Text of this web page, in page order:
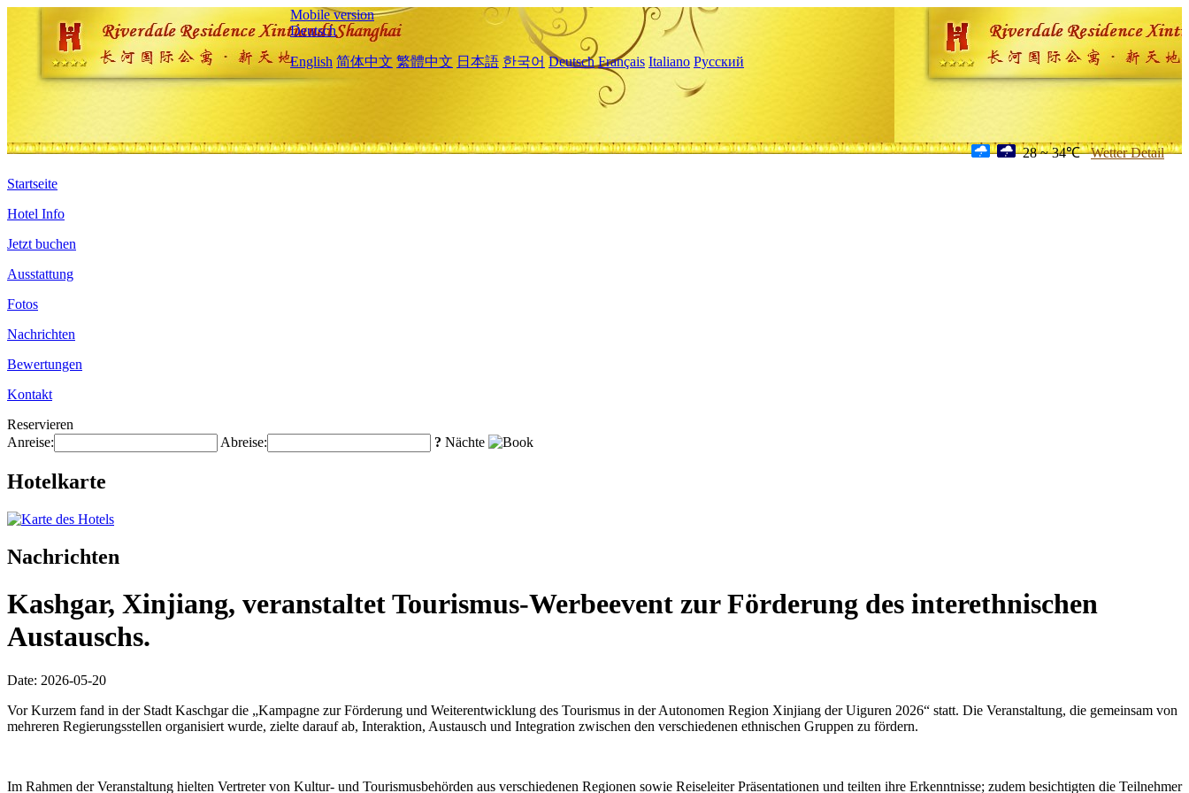
Mobile version
Deutsch
English 简体中文 繁體中文 日本語 한국어 Deutsch Français Italiano Русский
28 ~ 34℃ Wetter Detail
Startseite
Hotel Info
Jetzt buchen
Ausstattung
Fotos
Nachrichten
Bewertungen
Kontakt
Reservieren
Anreise:
Abreise: ? Nächte
Hotelkarte
Nachrichten
Kashgar, Xinjiang, veranstaltet Tourismus-Werbeevent zur Förderung des interethnischen
Austauschs.
Date: 2026-05-20
Vor Kurzem fand in der Stadt Kaschgar die „Kampagne zur Förderung und Weiterentwicklung des Tourismus in der Autonomen Region Xinjiang der Uiguren 2026“ statt. Die Veranstaltung, die gemeinsam von
mehreren Regierungsstellen organisiert wurde, zielte darauf ab, Interaktion, Austausch und Integration zwischen den verschiedenen ethnischen Gruppen zu fördern.
Im Rahmen der Veranstaltung hielten Vertreter von Kultur- und Tourismusbehörden aus verschiedenen Regionen sowie Reiseleiter Präsentationen und teilten ihre Erkenntnisse; zudem besichtigten die Teilnehmer